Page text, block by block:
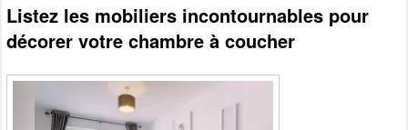
Listez les mobiliers incontournables pour
décorer votre chambre à coucher